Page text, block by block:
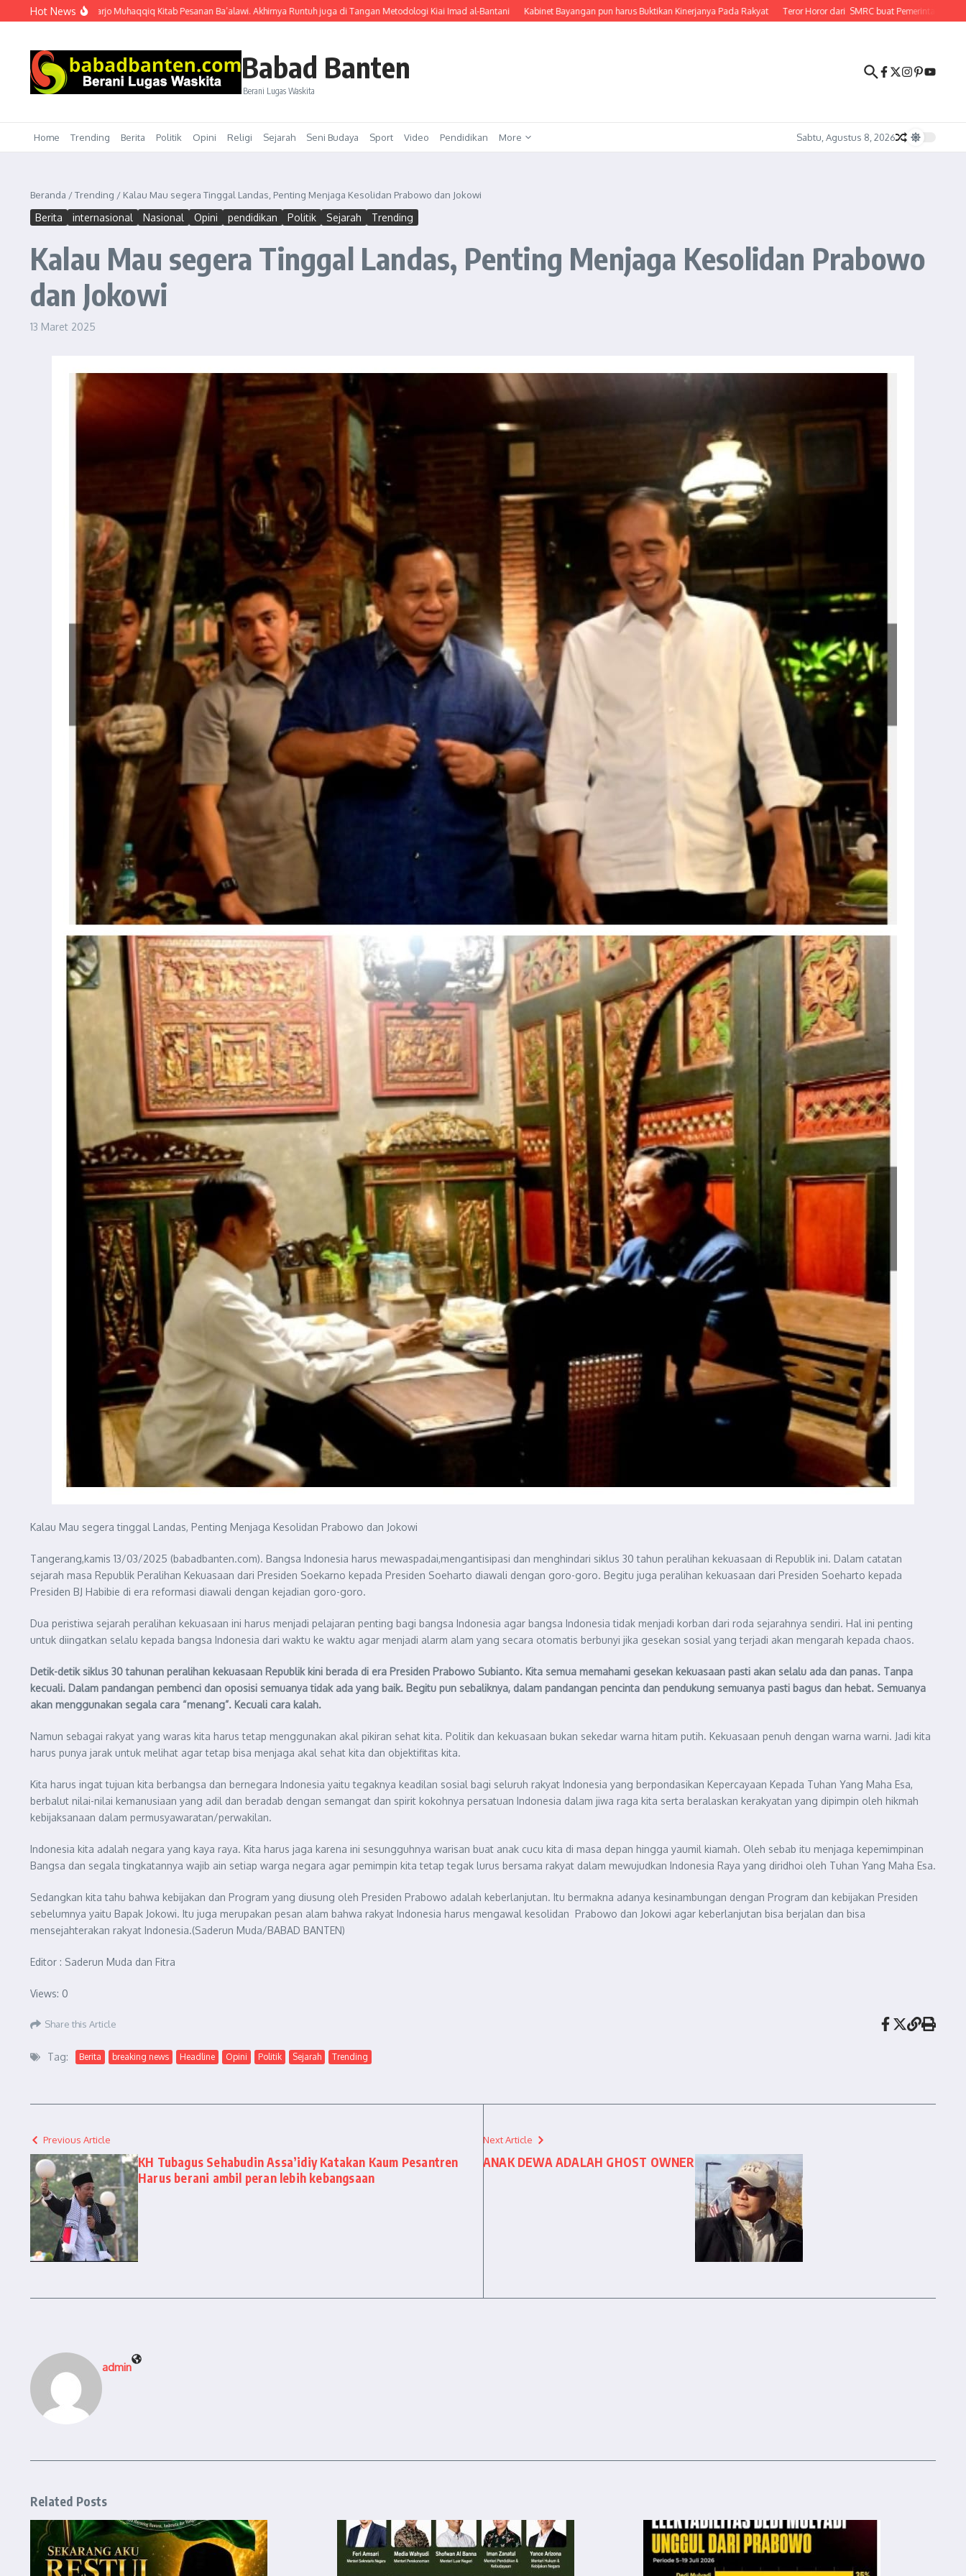
Lewati ke konten
Hot News
gaya Ibnu Harjo Muhaqqiq Kitab Pesanan Ba’alawi. Akhirnya Runtuh juga di Tangan Metodologi Kiai Imad al-Bantani Kabinet Bayangan pun harus Buktikan Kinerjanya Pada Rakyat Teror Horor dari SMRC buat Pemerintahan Prabowo
Babad Banten
Berani Lugas Waskita
Home Trending Berita Politik Opini Religi Sejarah Seni Budaya Sport Video Pendidikan More Sabtu, Agustus 8, 2026
Beranda /Trending / Kalau Mau segera Tinggal Landas, Penting Menjaga Kesolidan Prabowo dan Jokowi
Berita internasional Nasional Opini pendidikan Politik Sejarah Trending
Kalau Mau segera Tinggal Landas, Penting Menjaga Kesolidan Prabowo
dan Jokowi
13 Maret 2025
Kalau Mau segera tinggal Landas, Penting Menjaga Kesolidan Prabowo dan Jokowi
Tangerang,kamis 13/03/2025 (babadbanten.com). Bangsa Indonesia harus mewaspadai,mengantisipasi dan menghindari siklus 30 tahun peralihan kekuasaan di Republik ini. Dalam catatan
sejarah masa Republik Peralihan Kekuasaan dari Presiden Soekarno kepada Presiden Soeharto diawali dengan goro-goro. Begitu juga peralihan kekuasaan dari Presiden Soeharto kepada
Presiden BJ Habibie di era reformasi diawali dengan kejadian goro-goro.
Dua peristiwa sejarah peralihan kekuasaan ini harus menjadi pelajaran penting bagi bangsa Indonesia agar bangsa Indonesia tidak menjadi korban dari roda sejarahnya sendiri. Hal ini penting
untuk diingatkan selalu kepada bangsa Indonesia dari waktu ke waktu agar menjadi alarm alam yang secara otomatis berbunyi jika gesekan sosial yang terjadi akan mengarah kepada chaos.
Detik-detik siklus 30 tahunan peralihan kekuasaan Republik kini berada di era Presiden Prabowo Subianto. Kita semua memahami gesekan kekuasaan pasti akan selalu ada dan panas. Tanpa
kecuali. Dalam pandangan pembenci dan oposisi semuanya tidak ada yang baik. Begitu pun sebaliknya, dalam pandangan pencinta dan pendukung semuanya pasti bagus dan hebat. Semuanya
akan menggunakan segala cara “menang”. Kecuali cara kalah.
Namun sebagai rakyat yang waras kita harus tetap menggunakan akal pikiran sehat kita. Politik dan kekuasaan bukan sekedar warna hitam putih. Kekuasaan penuh dengan warna warni. Jadi kita
harus punya jarak untuk melihat agar tetap bisa menjaga akal sehat kita dan objektifitas kita.
Kita harus ingat tujuan kita berbangsa dan bernegara Indonesia yaitu tegaknya keadilan sosial bagi seluruh rakyat Indonesia yang berpondasikan Kepercayaan Kepada Tuhan Yang Maha Esa,
berbalut nilai-nilai kemanusiaan yang adil dan beradab dengan semangat dan spirit kokohnya persatuan Indonesia dalam jiwa raga kita serta beralaskan kerakyatan yang dipimpin oleh hikmah
kebijaksanaan dalam permusyawaratan/perwakilan.
Indonesia kita adalah negara yang kaya raya. Kita harus jaga karena ini sesungguhnya warisan buat anak cucu kita di masa depan hingga yaumil kiamah. Oleh sebab itu menjaga kepemimpinan
Bangsa dan segala tingkatannya wajib ain setiap warga negara agar pemimpin kita tetap tegak lurus bersama rakyat dalam mewujudkan Indonesia Raya yang diridhoi oleh Tuhan Yang Maha Esa.
Sedangkan kita tahu bahwa kebijakan dan Program yang diusung oleh Presiden Prabowo adalah keberlanjutan. Itu bermakna adanya kesinambungan dengan Program dan kebijakan Presiden
sebelumnya yaitu Bapak Jokowi. Itu juga merupakan pesan alam bahwa rakyat Indonesia harus mengawal kesolidan Prabowo dan Jokowi agar keberlanjutan bisa berjalan dan bisa
mensejahterakan rakyat Indonesia.(Saderun Muda/BABAD BANTEN)
Editor : Saderun Muda dan Fitra
Views: 0
Share this Article
Tag: Berita breaking news Headline Opini Politik Sejarah Trending
Previous Article
KH Tubagus Sehabudin Assa’idiy Katakan Kaum Pesantren
Harus berani ambil peran lebih kebangsaan
Next Article
ANAK DEWA ADALAH GHOST OWNER
admin
Related Posts